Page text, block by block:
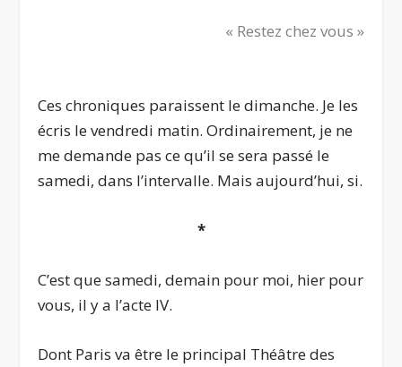
« Restez chez vous »
Ces chroniques paraissent le dimanche. Je les
écris le vendredi matin. Ordinairement, je ne
me demande pas ce qu’il se sera passé le
samedi, dans l’intervalle. Mais aujourd’hui, si.
*
C’est que samedi, demain pour moi, hier pour
vous, il y a l’acte IV.
Dont Paris va être le principal Théâtre des